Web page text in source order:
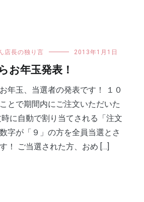
店長の独り言 2013年1月1日
お年玉発表！
年玉、当選者の発表です！ １０
とで期間内にご注文いただいた
に自動で割り当てされる「注文
字が「９」の方を全員当選とさ
！ ご当選された方、おめ […]